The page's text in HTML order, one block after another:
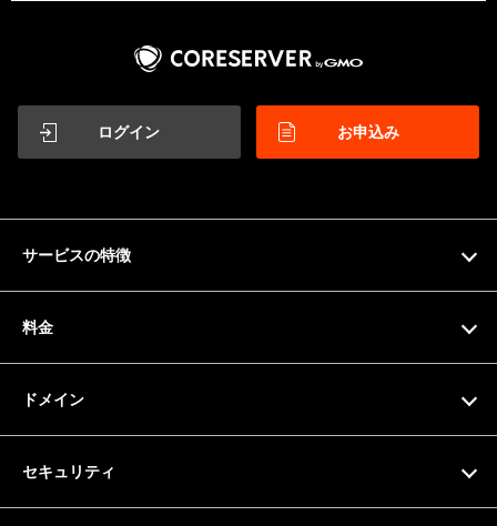
ログイン お申込み
サービスの特徴
サーバー仕様
料金
ドメイン
セキュリティ